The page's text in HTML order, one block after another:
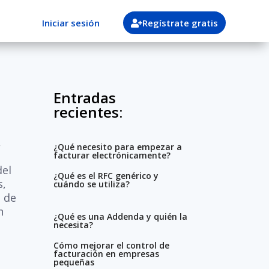
Iniciar sesión Regístrate gratis
Entradas
recientes:
¿Qué necesito para empezar a
facturar electrónicamente?
¿Qué es el RFC genérico y
cuándo se utiliza?
¿Qué es una Addenda y quién la
necesita?
Cómo mejorar el control de
facturación en empresas
pequeñas